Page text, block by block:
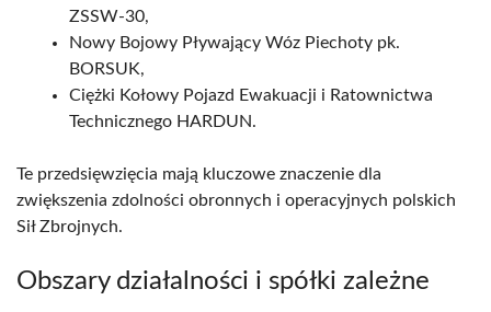
ZSSW-30,
Nowy Bojowy Pływający Wóz Piechoty pk.
BORSUK,
Ciężki Kołowy Pojazd Ewakuacji i Ratownictwa
Technicznego HARDUN.
Te przedsięwzięcia mają kluczowe znaczenie dla
zwiększenia zdolności obronnych i operacyjnych polskich
Sił Zbrojnych.
Obszary działalności i spółki zależne